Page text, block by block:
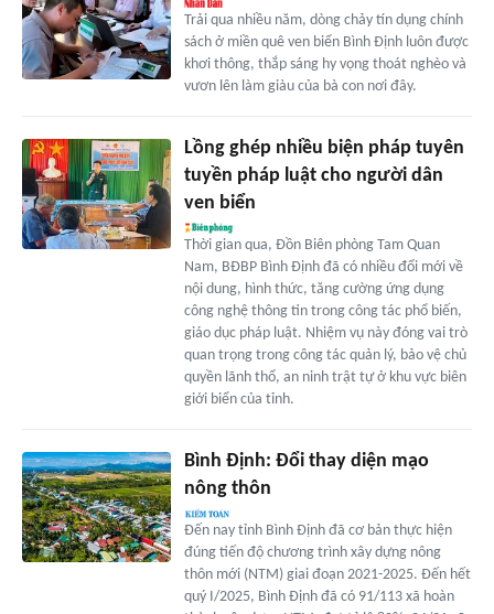
Trải qua nhiều năm, dòng chảy tín dụng chính
sách ở miền quê ven biển Bình Định luôn được
khơi thông, thắp sáng hy vọng thoát nghèo và
vươn lên làm giàu của bà con nơi đây.
Lồng ghép nhiều biện pháp tuyên
tuyền pháp luật cho người dân
ven biển
Thời gian qua, Đồn Biên phòng Tam Quan
Nam, BĐBP Bình Định đã có nhiều đổi mới về
nội dung, hình thức, tăng cường ứng dụng
công nghệ thông tin trong công tác phổ biến,
giáo dục pháp luật. Nhiệm vụ này đóng vai trò
quan trọng trong công tác quản lý, bảo vệ chủ
quyền lãnh thổ, an ninh trật tự ở khu vực biên
giới biển của tỉnh.
Bình Định: Ðổi thay diện mạo
nông thôn
Đến nay tỉnh Bình Định đã cơ bản thực hiện
đúng tiến độ chương trình xây dựng nông
thôn mới (NTM) giai đoạn 2021-2025. Đến hết
quý I/2025, Bình Định đã có 91/113 xã hoàn